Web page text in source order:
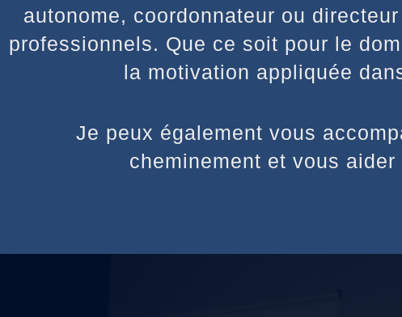
autonome, coordonnateur ou
professionnels. Que ce soit pour le
la motivation appliquée
Je peux également vous
cheminement et vous